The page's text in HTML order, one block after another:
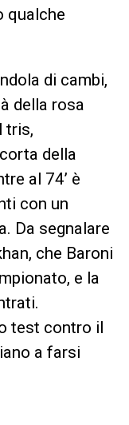
qualche
di cambi,
della rosa
tris,
della
al 74’ è
con un
Da segnalare
che Baroni
e la
test contro il
a farsi